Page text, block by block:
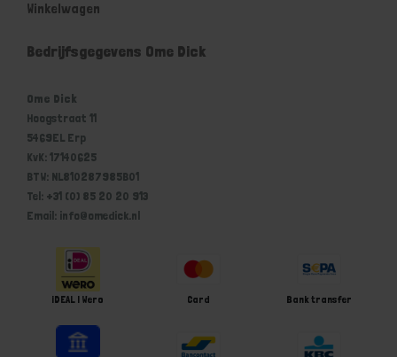
Winkelwagen
Bedrijfsgegevens Ome Dick
Ome Dick
Hoogstraat 11
5469EL Erp
KvK: 17140625
BTW: NL810287985B01
Tel: +31 (0) 85 20 20 913
Email: info@omedick.nl
iDEAL | Wero Card Bank transfer